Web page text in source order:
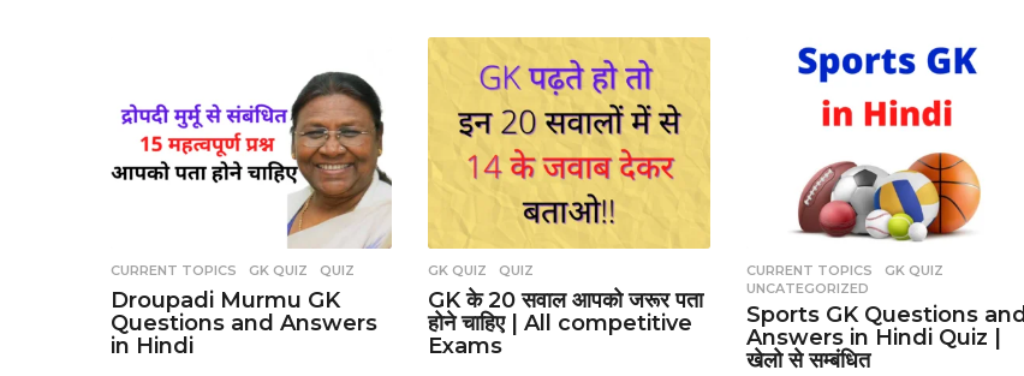
CURRENT TOPICS ,GK QUIZ ,QUIZ
Droupadi Murmu GK
Questions and Answers
in Hindi
GK QUIZ ,QUIZ
GK के 20 सवाल आपको जरूर पता
होने चाहिए | All competitive
Exams
CURRENT TOPICS ,GK QUIZ
UNCATEGORIZED
Sports GK Questions and
Answers in Hindi Quiz |
खेलो से सम्बंधित